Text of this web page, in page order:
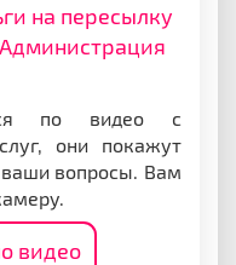
на пересылку
по видео с
они покажут
ваши вопросы. Вам
видео